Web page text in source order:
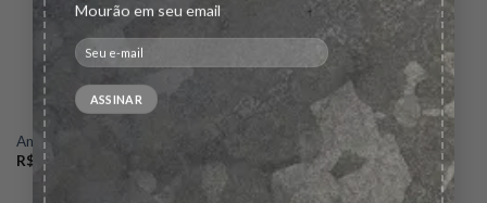
Mourão em seu email
Anel Tobogan
R$
900,00
Anel Navete Quartzo Fumê
1.000,00